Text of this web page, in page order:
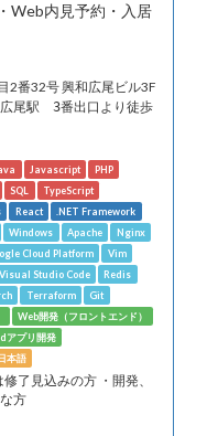
Web内見予約・入居
2番32号 興和広尾ビル3F
尾駅 3番出口より徒歩
Javascript
PHP
SQL
TypeScript
React
.NET Framework
Windows Apache
Nginx
Cloud Platform
Vim
Visual Studio Code
Redis
Terraform
Git
Web開発（フロントエンド）
アプリ開発
本語
了見込みの方 ・開発、
方